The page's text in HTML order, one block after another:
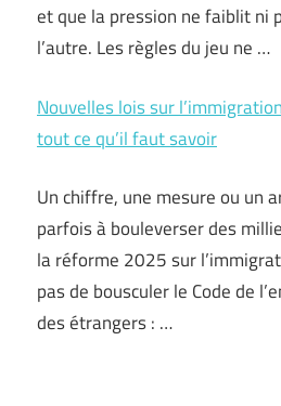
et que la pression ne faiblit ni
l’autre. Les règles du jeu ne …
Nouvelles lois sur
tout ce qu’il faut savoir
Un chiffre, une mesure ou un
parfois à bouleverser des
la réforme 2025 sur
pas de bousculer le Code de
des étrangers : …